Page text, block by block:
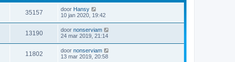
35157 door Hansy
10 jan 2020, 19:42
13190 door nonserviam
24 mar 2019, 21:14
11802 door nonserviam
13 mar 2019, 20:58